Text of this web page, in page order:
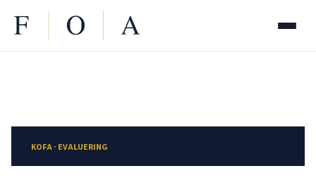
KOFA · EVALUERING